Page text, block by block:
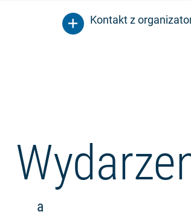
Kontakt z
a